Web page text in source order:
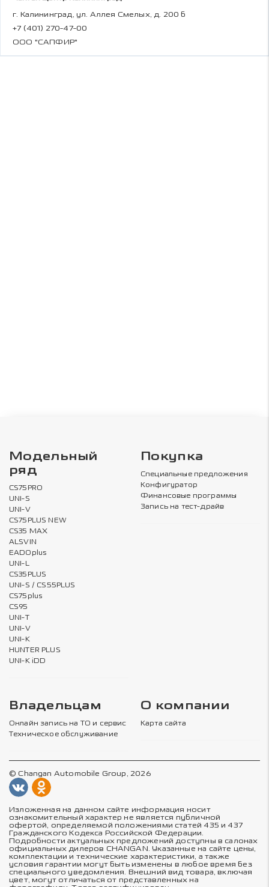
г. Калининград, ул. Аллея Смелых, д. 200 б
+7 (401) 270-47-00
ООО "САПФИР"
Модельный
ряд
CS75PRO
UNI-S
UNI-V
CS75PLUS NEW
CS35 MAX
ALSVIN
EADOplus
UNI-L
CS35PLUS
UNI-S / CS55PLUS
CS75plus
CS95
UNI-T
UNI-V
UNI-K
HUNTER PLUS
UNI-K iDD
Покупка
Специальные предложения
Конфигуратор
Финансовые программы
Запись на тест-драйв
Владельцам
Онлайн запись на ТО и сервис
Техническое обслуживание
О компании
Карта сайта
© Changan Automobile Group, 2026
Изложенная на данном сайте информация носит
ознакомительный характер не является публичной
офертой, определяемой положениями статей 435 и 437
Гражданского Кодекса Российской Федерации.
Подробности актуальных предложений доступны в салонах
официальных дилеров CHANGAN. Указанные на сайте цены,
комплектации и технические характеристики, а также
условия гарантии могут быть изменены в любое время без
специального уведомления. Внешний вид товара, включая
цвет, могут отличаться от представленных на